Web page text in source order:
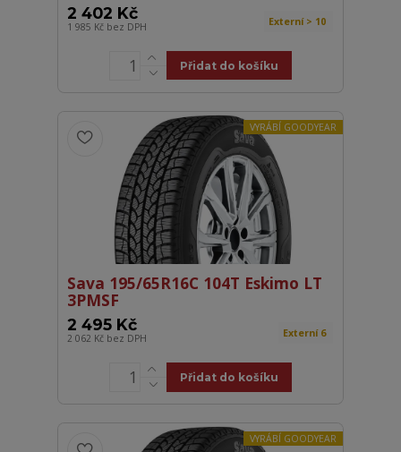
2 402 Kč
1 985 Kč bez DPH Externí > 10
Přidat do košíku
VYRÁBÍ GOODYEAR
Sava 195/65R16C 104T Eskimo LT
3PMSF
2 495 Kč
2 062 Kč bez DPH Externí 6
Přidat do košíku
VYRÁBÍ GOODYEAR